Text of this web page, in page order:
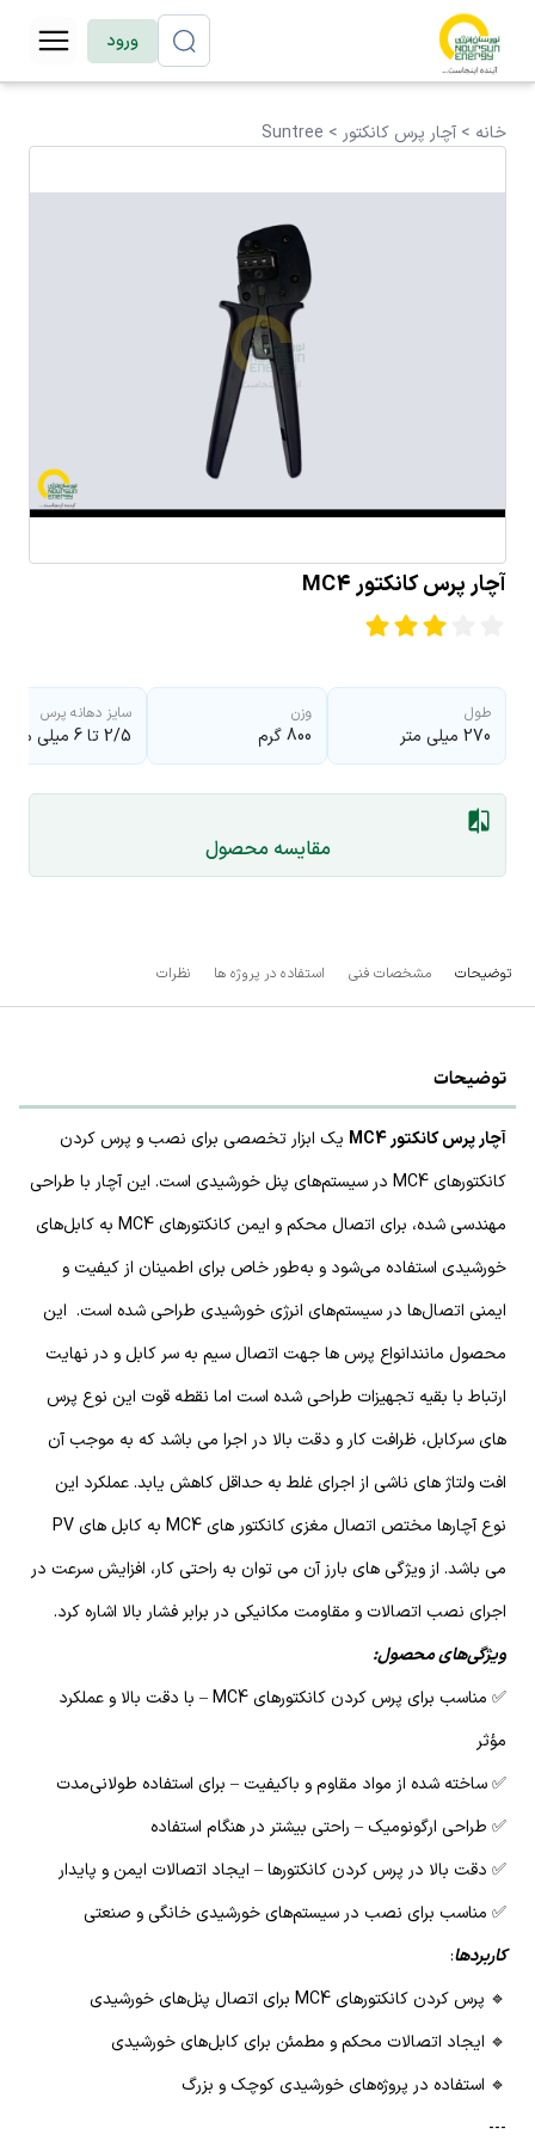
ورود
خانه > آچار پرس کانکتور >
Suntree
آچار پرس کانکتور MC4
طول
270 میلی متر
وزن
800 گرم
سایز دهانه پرس
2/5 تا 6 میلی متر مربع
مقایسه محصول
توضیحات مشخصات فنی استفاده در پروژه ها نظرات
توضیحات
آچار پرس کانکتور MC4
یک ابزار تخصصی برای نصب و پرس کردن
کانکتورهای MC4 در سیستم‌های پنل خورشیدی است. این آچار با طراحی
مهندسی شده، برای اتصال محکم و ایمن کانکتورهای MC4 به کابل‌های
خورشیدی استفاده می‌شود و به‌طور خاص برای اطمینان از کیفیت و
ایمنی اتصال‌ها در سیستم‌های انرژی خورشیدی طراحی شده است. این
محصول مانندانواع پرس ها جهت اتصال سیم به سر کابل و در نهایت
ارتباط با بقیه تجهیزات طراحی شده است اما نقطه قوت این نوع پرس
های سرکابل، ظرافت کار و دقت بالا در اجرا می باشد که به موجب آن
افت ولتاژ های ناشی از اجرای غلط به حداقل کاهش یابد. عملکرد این
نوع آچارها مختص اتصال مغزی کانکتور های MC4 به کابل های PV
می باشد. از ویژگی های بارز آن می توان به راحتی کار، افزایش سرعت در
اجرای نصب اتصالات و مقاومت مکانیکی در برابر فشار بالا اشاره کرد.
ویژگی‌های محصول:
✅ مناسب برای پرس کردن کانکتورهای MC4 – با دقت بالا و عملکرد
مؤثر
✅ ساخته شده از مواد مقاوم و باکیفیت – برای استفاده طولانی‌مدت
✅ طراحی ارگونومیک – راحتی بیشتر در هنگام استفاده
✅ دقت بالا در پرس کردن کانکتورها – ایجاد اتصالات ایمن و پایدار
✅ مناسب برای نصب در سیستم‌های خورشیدی خانگی و صنعتی
کاربردها:
🔹 پرس کردن کانکتورهای MC4 برای اتصال پنل‌های خورشیدی
🔹 ایجاد اتصالات محکم و مطمئن برای کابل‌های خورشیدی
🔹 استفاده در پروژه‌های خورشیدی کوچک و بزرگ
---